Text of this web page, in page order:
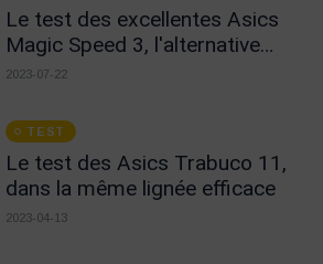
Le test des excellentes Asics
Magic Speed 3, l'alternative
carbone !
2023-07-22
TEST
Le test des Asics Trabuco 11,
dans la même lignée efficace
2023-04-13